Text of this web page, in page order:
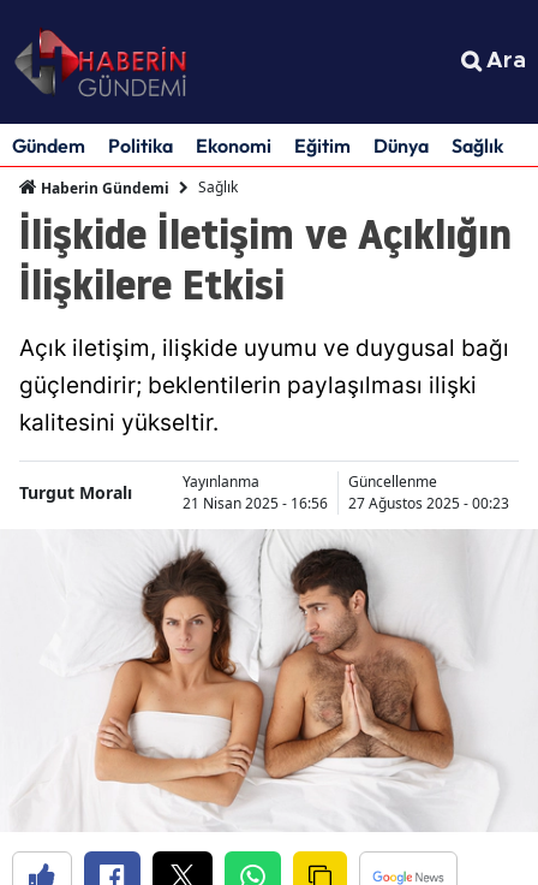
Ara
Gündem Politika Ekonomi Eğitim Dünya Sağlık
Haberin Gündemi Sağlık
İlişkide İletişim ve Açıklığın
İlişkilere Etkisi
Açık iletişim, ilişkide uyumu ve duygusal bağı
güçlendirir; beklentilerin paylaşılması ilişki
kalitesini yükseltir.
Turgut Moralı
Yayınlanma
21 Nisan 2025 - 16:56
Güncellenme
27 Ağustos 2025 - 00:23